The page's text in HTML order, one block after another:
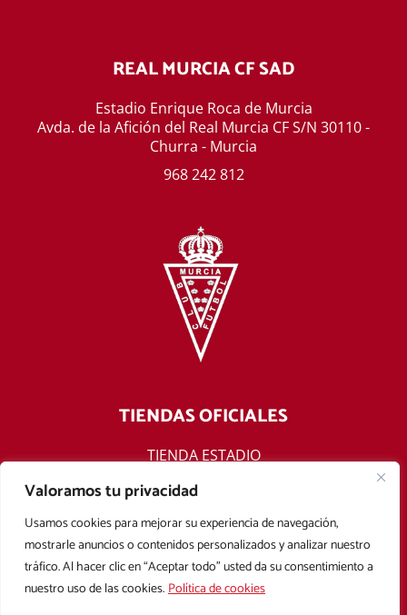
Valoramos tu privacidad
Usamos cookies para mejorar su experiencia de navegación,
mostrarle anuncios o contenidos personalizados y analizar nuestro
tráfico. Al hacer clic en “Aceptar todo” usted da su consentimiento a
nuestro uso de las cookies.Política de cookies
REAL MURCIA CF SAD
Estadio Enrique Roca de Murcia
Avda. de la Afición del Real Murcia CF S/N 30110 -
Churra - Murcia
968 242 812
TIENDAS OFICIALES
TIENDA ESTADIO
TIENDA ONLINE
F
a
c
e
b
T
w
i
t
t
Y
o
u
t
u
I
n
s
t
a
Aviso legal Política de privacidad Política de cookies